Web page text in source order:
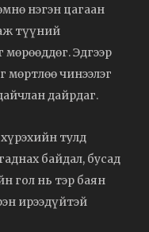
нэгэн цагаан
түүний
Эдгээр
мөртлөө чинээлэг
дайрдаг.
тулд
байдал, бусад
гол нь тэр баян
ирээдүйтэй